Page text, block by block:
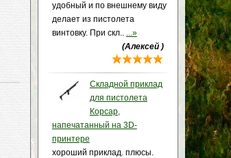
удобный и по внешнему виду
делает из пистолета
винтовку. При скл.. ...»
(Алексей )
Складной приклад
для пистолета
Корсар,
напечатанный на 3D-
принтере
хороший приклад. плюсы.